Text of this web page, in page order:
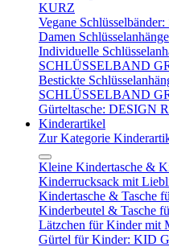
KURZ
Vegane
Damen
Individuelle
SCHLÜSSELBAND
Bestickte
SCHLÜSSELBAND
Gürteltasche: DESIGN
Kinderartikel
Zur Kategorie
Kleine Kindertasche &
Kinderrucksack mit
Kindertasche & Tasche
Kinderbeutel & Tasche
Lätzchen für Kinder
Gürtel für Kinder: KID